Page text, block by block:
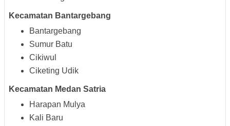
Kecamatan Bantargebang
Bantargebang
Sumur Batu
Cikiwul
Ciketing Udik
Kecamatan Medan Satria
Harapan Mulya
Kali Baru